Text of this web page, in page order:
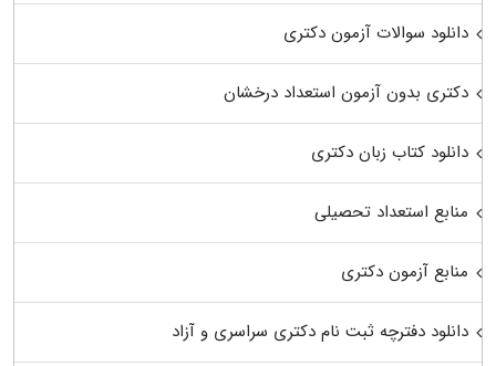
دانلود سوالات آزمون دکتری
دکتری بدون آزمون استعداد درخشان
دانلود کتاب زبان دکتری
منابع استعداد تحصیلی
منابع آزمون دکتری
دانلود دفترچه ثبت نام دکتری سراسری و آزاد